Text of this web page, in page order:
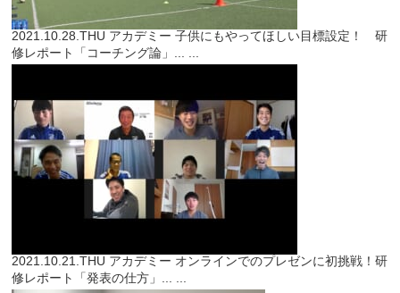
2021.10.28.THU アカデミー 子供にもやってほしい目標設定！ 研
修レポート「コーチング論」... ...
2021.10.21.THU アカデミー オンラインでのプレゼンに初挑戦！研
修レポート「発表の仕方」... ...